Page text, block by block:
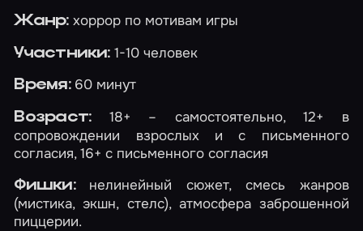
Жанр:хоррор по мотивам игры
Участники:1-10 человек
Время:60 минут
Возраст:18+ – самостоятельно, 12+ в
сопровождении взрослых и с письменного
согласия, 16+ с письменного согласия
Фишки:нелинейный сюжет, смесь жанров
(мистика, экшн, стелс), атмосфера заброшенной
пиццерии.